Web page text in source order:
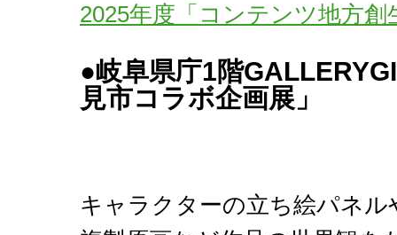
2025年度「コンテンツ地方創
●岐阜県庁1階
見市コラボ企画展」
キャラクターの立ち絵パネ